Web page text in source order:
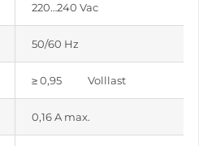
220…240 Vac
50/60 Hz
≥ 0,95 Volllast
0,16 A max.